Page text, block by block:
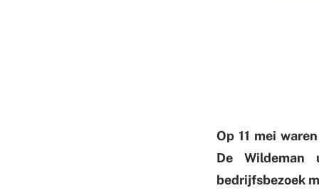
Op 11 mei
De Wildeman
bedrijfsbezoek